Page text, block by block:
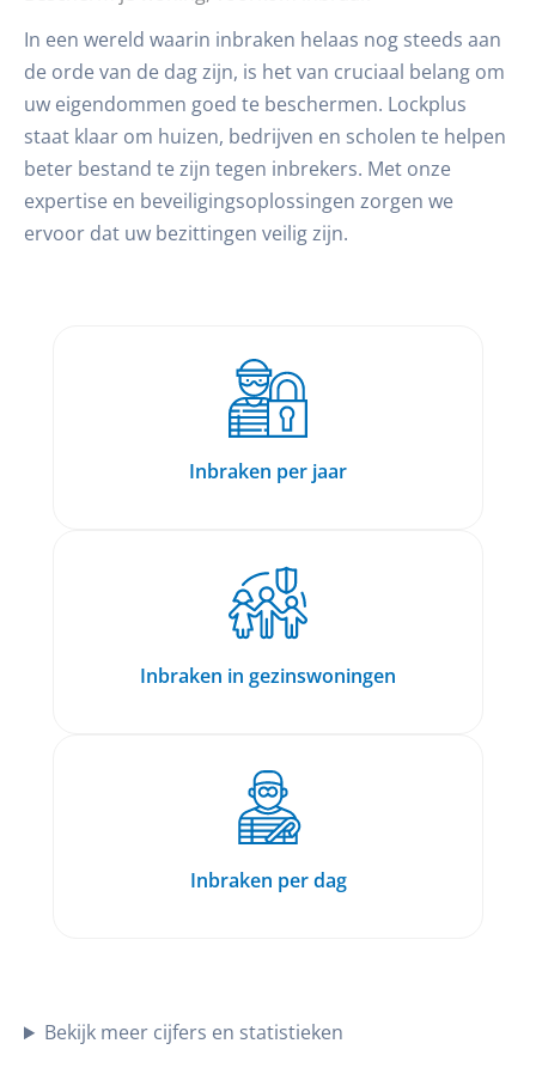
In een wereld waarin inbraken helaas nog steeds aan
de orde van de dag zijn, is het van cruciaal belang om
uw eigendommen goed te beschermen. Lockplus
staat klaar om huizen, bedrijven en scholen te helpen
beter bestand te zijn tegen inbrekers. Met onze
expertise en beveiligingsoplossingen zorgen we
ervoor dat uw bezittingen veilig zijn.
Inbraken per jaar
Inbraken in gezinswoningen
Inbraken per dag
Bekijk meer cijfers en statistieken